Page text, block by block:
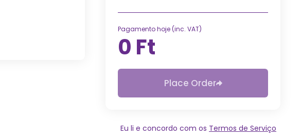
Pagamento hoje (inc. VAT)
0 Ft
Place Order
Eu li e concordo com os Termos de Serviço